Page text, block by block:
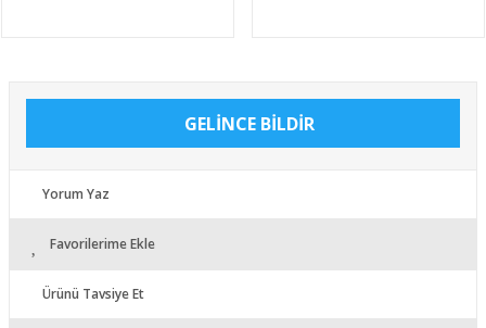
GELİNCE BİLDİR
Yorum Yaz
Favorilerime Ekle
Ürünü Tavsiye Et